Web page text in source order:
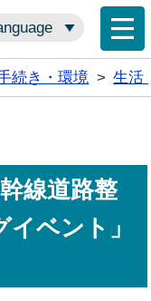
続き・環境 > 生活
線道路整
ベント」